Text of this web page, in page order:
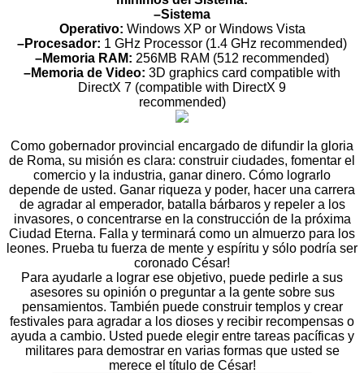
–Sistema
Operativo: Windows XP or Windows Vista
–Procesador: 1 GHz Processor (1.4 GHz recommended)
–Memoria RAM: 256MB RAM (512 recommended)
–Memoria de Video: 3D graphics card compatible with
DirectX 7 (compatible with DirectX 9
recommended)
Como gobernador provincial encargado de difundir la gloria
de Roma, su misión es clara: construir ciudades, fomentar el
comercio y la industria, ganar dinero. Cómo lograrlo
depende de usted. Ganar riqueza y poder, hacer una carrera
de agradar al emperador, batalla bárbaros y repeler a los
invasores, o concentrarse en la construcción de la próxima
Ciudad Eterna. Falla y terminará como un almuerzo para los
leones. Prueba tu fuerza de mente y espíritu y sólo podría ser
coronado César!
Para ayudarle a lograr ese objetivo, puede pedirle a sus
asesores su opinión o preguntar a la gente sobre sus
pensamientos. También puede construir templos y crear
festivales para agradar a los dioses y recibir recompensas o
ayuda a cambio. Usted puede elegir entre tareas pacíficas y
militares para demostrar en varias formas que usted se
merece el título de César!